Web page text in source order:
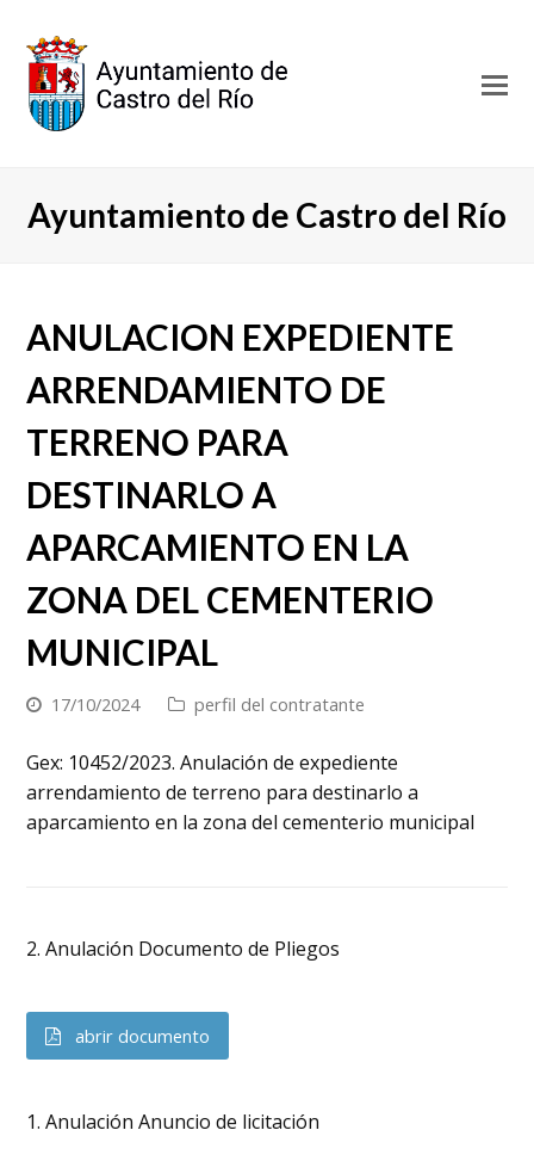
Ayuntamiento de Castro del Río
ANULACION EXPEDIENTE
ARRENDAMIENTO DE
TERRENO PARA
DESTINARLO A
APARCAMIENTO EN LA
ZONA DEL CEMENTERIO
MUNICIPAL
17/10/2024 perfil del contratante
Gex: 10452/2023. Anulación de expediente
arrendamiento de terreno para destinarlo a
aparcamiento en la zona del cementerio municipal
2. Anulación Documento de Pliegos
abrir documento
1. Anulación Anuncio de licitación